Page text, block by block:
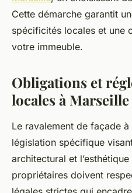
Cette démarche garantit
spécificités locales et une
votre immeuble.
Obligations et
locales à Marseille
Le ravalement de façade
législation spécifique
architectural et
propriétaires doivent